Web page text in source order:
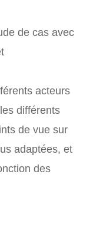
de cas avec
acteurs
différents
de vue sur
adaptées, et
des